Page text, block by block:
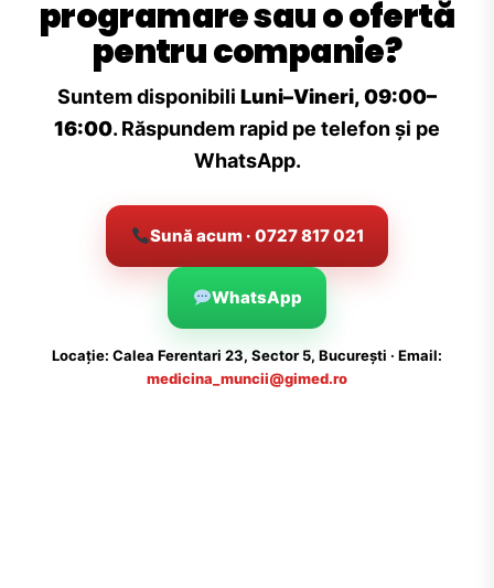
programare sau o ofertă
pentru companie?
Suntem disponibili Luni–Vineri, 09:00–
16:00. Răspundem rapid pe telefon și pe
WhatsApp.
Sună acum · 0727 817 021
WhatsApp
Locație: Calea Ferentari 23, Sector 5, București · Email:
medicina_muncii@gimed.ro